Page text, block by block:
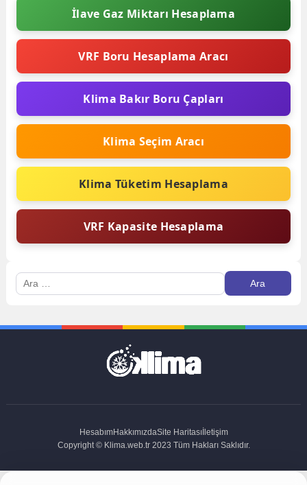
İlave Gaz Miktarı Hesaplama
VRF Boru Hesaplama Aracı
Klima Bakır Boru Çapları
Klima Seçim Aracı
Klima Tüketim Hesaplama
VRF Kapasite Hesaplama
Arama:
HesabımHakkımızdaSite Haritasıİletişim
Copyright © Klima.web.tr 2023 Tüm Hakları Saklıdır.